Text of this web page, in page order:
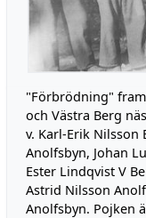
"Förbrödning"
och Västra Berg
v. Karl-Erik Nilsson
Anolfsbyn, Johan
Ester Lindqvist V
Astrid Nilsson
Anolfsbyn. Pojken